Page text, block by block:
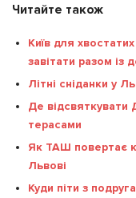
Читайте також
Київ для
завітати разом
Літні сніданки у
Де відсвяткувати
терасами
Як ТАШ повертає
Львові
Куди піти з